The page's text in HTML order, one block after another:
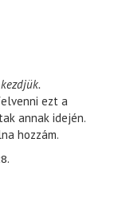
ezt a
annak idején.
hozzám.